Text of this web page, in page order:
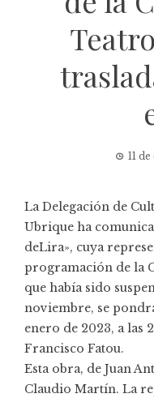
11
La Delegación de
Ubrique ha
deLira», cuya
programación de la
que había sido
noviembre, se
enero de 2023, a las
Francisco Fatou.
Esta obra, de Juan
Claudio Martín. La